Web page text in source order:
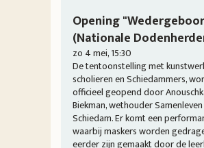
Opening
(Nationale
zo 4 mei, 15:30
De tentoonstelling met
scholieren en Schiedammers,
officieel geopend door
Biekman, wethouder
Schiedam. Er komt een
waarbij maskers worden
eerder zijn gemaakt door de